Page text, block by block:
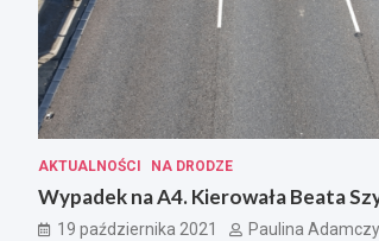
AKTUALNOŚCI NA DRODZE
Wypadek na A4. Kierowała Beata
19 października 2021 Paulina